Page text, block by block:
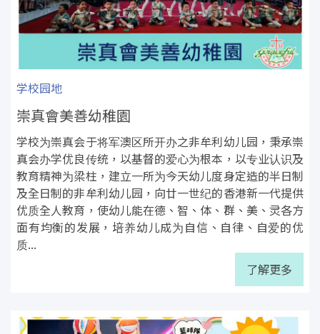
学校园地
崇真會美善幼稚園
学校为崇真会于将军澳区所开办之非牟利幼儿园，秉承崇
真会办学优良传统，以基督的爱心为根本，以专业认识及
教育精神为梁柱，建立一所为今天幼儿度身定造的半日制
及全日制的非牟利幼儿园，向廿一世纪的香港新一代提供
优质全人教育，使幼儿能在德、智、体、群、美、灵各方
面有均衡的发展，培养幼儿成为自信、自律、自爱的优
质...
了解更多